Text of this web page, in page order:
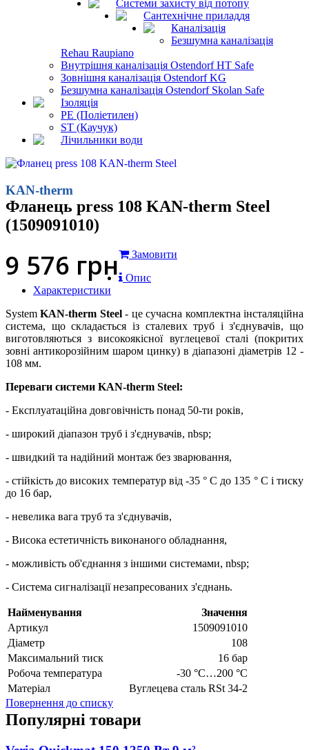
Системи захисту від потопу
Сантехнічне приладдя
Каналізація
Безшумна каналізація
Rehau Raupiano
Внутрішня каналізація Ostendorf HT Safe
Зовнішня каналізація Ostendorf KG
Безшумна каналізація Ostendorf Skolan Safe
Ізоляція
PE (Поліетилен)
ST (Каучук)
Лічильники води
KAN-therm
Фланець press 108 KAN-therm Steel
(1509091010)
9 576 грн
Замовити
Опис
Характеристики
SystemKAN-therm Steel- це сучасна комплектна інсталяційна
система, що складається із сталевих труб і з'єднувачів, що
виготовляються з високоякісної вуглецевої сталі (покритих
зовні антикорозійним шаром цинку) в діапазоні діаметрів 12 -
108 мм.
Переваги системи KAN-therm Steel:
- Експлуатаційна довговічність понад 50-ти років,
- широкий діапазон труб і з'єднувачів, nbsp;
- швидкий та надійний монтаж без зварювання,
- стійкість до високих температур від -35 ° C до 135 ° C і тиску
до 16 бар,
- невелика вага труб та з'єднувачів,
- Висока естетичність виконаного обладнання,
- можливість об'єднання з іншими системами, nbsp;
- Система сигналізації незапресованих з'єднань.
Найменування
Значення
Артикул
1509091010
Діаметр
108
Максимальний тиск
16 бар
Робоча температура
-30 °C…200 °C
Матеріал
Вуглецева сталь RSt 34-2
Повернення до списку
Популярні товари